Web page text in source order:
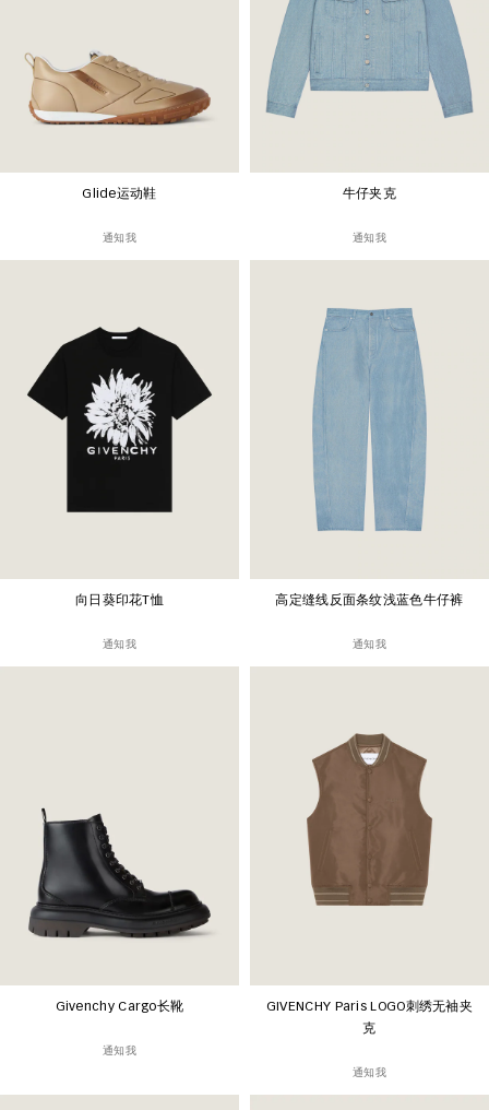
Glide运动鞋
通知我
牛仔夹克
通知我
向日葵印花T恤
通知我
高定缝线反面条纹浅蓝色牛仔裤
通知我
Givenchy Cargo长靴
通知我
GIVENCHY Paris LOGO刺绣无袖夹
克
通知我